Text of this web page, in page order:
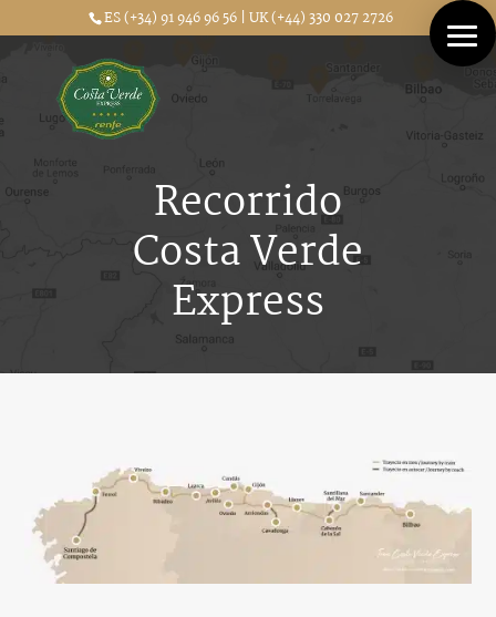
ES (+34) 91 946 96 56 | UK (+44) 330 027 2726
Recorrido
Costa Verde
Express